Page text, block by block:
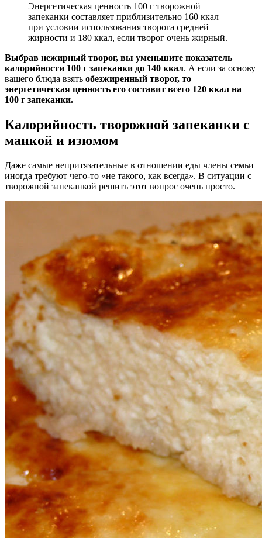
Энергетическая ценность 100 г творожной
запеканки составляет приблизительно 160 ккал
при условии использования творога средней
жирности и 180 ккал, если творог очень жирный.
Выбрав нежирный творог, вы уменьшите показатель
калорийности 100 г запеканки до 140 ккал. А если за основу
вашего блюда взять обезжиренный творог, то
энергетическая ценность его составит всего 120 ккал на
100 г запеканки.
Калорийность творожной запеканки с
манкой и изюмом
Даже самые непритязательные в отношении еды члены семьи
иногда требуют чего-то «не такого, как всегда». В ситуации с
творожной запеканкой решить этот вопрос очень просто.